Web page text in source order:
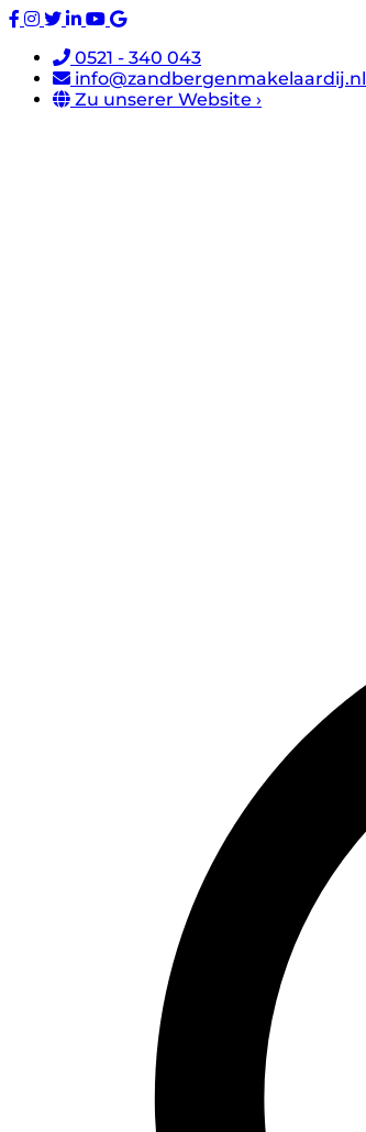
0521 - 340 043
info@zandbergenmakelaardij.nl
Zu unserer Website ›